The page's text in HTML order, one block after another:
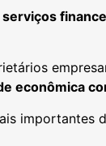
serviços
econômica
importantes